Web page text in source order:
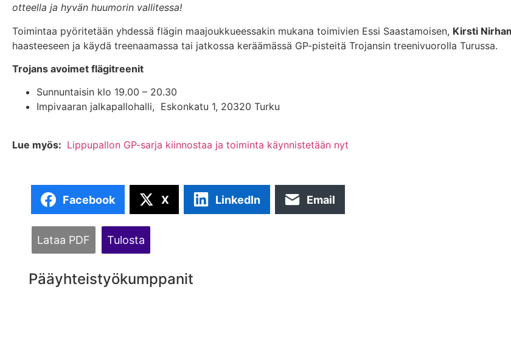
otteella ja hyvän huumorin vallitessa!
Toimintaa pyöritetään yhdessä flägin maajoukkueessakin mukana toimivien Essi Saastamoisen, Kirsti
haasteeseen ja käydä treenaamassa tai jatkossa keräämässä GP-pisteitä Trojansin treenivuorolla Turussa.
Trojans avoimet flägitreenit
Sunnuntaisin klo 19.00 – 20.30
Impivaaran jalkapallohalli, Eskonkatu 1, 20320 Turku
Lue myös: Lippupallon GP-sarja kiinnostaa ja toiminta käynnistetään nyt
Facebook X LinkedIn Email
Lataa PDF Tulosta
Pääyhteistyökumppanit